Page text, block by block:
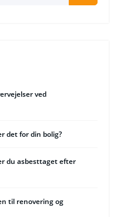
ved
det for din bolig?
du asbesttaget efter
til renovering og